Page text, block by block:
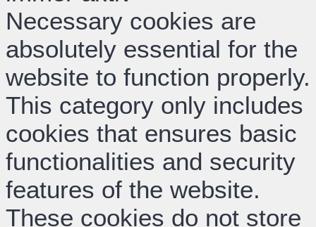
Necessary cookies are
absolutely essential for the
website to function properly.
This category only includes
cookies that ensures basic
functionalities and security
features of the website.
These cookies do not store